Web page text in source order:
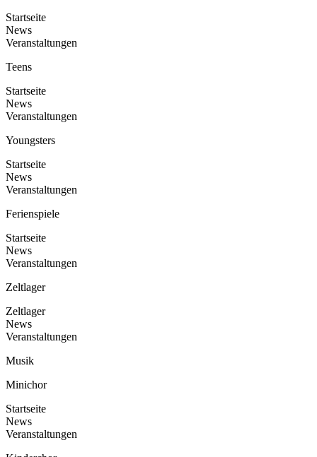
Startseite
News
Veranstaltungen
Teens
Startseite
News
Veranstaltungen
Youngsters
Startseite
News
Veranstaltungen
Ferienspiele
Startseite
News
Veranstaltungen
Zeltlager
Zeltlager
News
Veranstaltungen
Musik
Minichor
Startseite
News
Veranstaltungen